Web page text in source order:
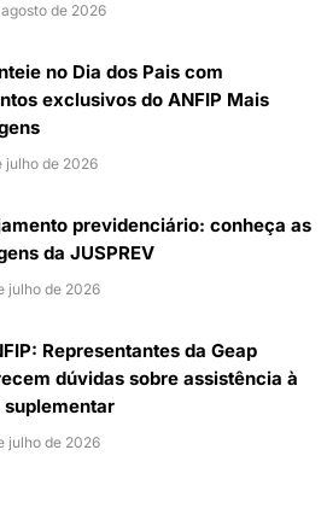
de 2026
no Dia dos Pais com
exclusivos do ANFIP Mais
julho de 2026
previdenciário: conheça as
da JUSPREV
julho de 2026
Representantes da Geap
dúvidas sobre assistência à
suplementar
julho de 2026